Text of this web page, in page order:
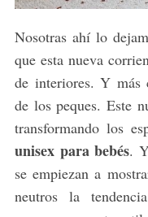
Nosotras ahí lo
que esta nueva
de interiores. Y más
de los peques. Este
transformando los
unisex para bebés.
se empiezan a
neutros la